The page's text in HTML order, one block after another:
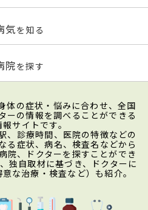
気を知る
院を探す
体の症状・悩みに合わせ、全国
ーの情報を調べることができる
サイトです。
、診療時間、医院の特徴などの
る症状、病名、検査名などから
院、ドクターを探すことができ
独自取材に基づき、ドクターに
な治療・検査など）も紹介。